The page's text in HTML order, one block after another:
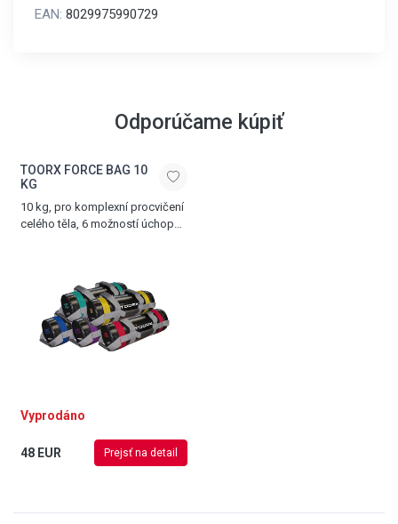
EAN: 8029975990729
Odporúčame kúpiť
TOORX FORCE BAG 10
KG
10 kg, pro komplexní procvičení
celého těla, 6 možností úchopu,
Vyprodáno
48 EUR Prejsť na detail